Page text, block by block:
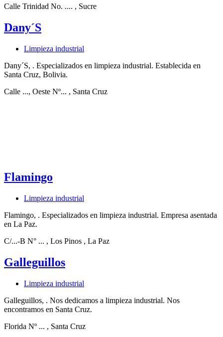
Calle Trinidad No. .... , Sucre
Dany´S
Limpieza industrial
Dany´S, . Especializados en limpieza industrial. Establecida en
Santa Cruz, Bolivia.
Calle ..., Oeste Nº... , Santa Cruz
Flamingo
Limpieza industrial
Flamingo, . Especializados en limpieza industrial. Empresa asentada
en La Paz.
C/...-B N° ... , Los Pinos , La Paz
Galleguillos
Limpieza industrial
Galleguillos, . Nos dedicamos a limpieza industrial. Nos
encontramos en Santa Cruz.
Florida Nº ... , Santa Cruz